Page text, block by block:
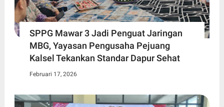
SPPG Mawar 3 Jadi Penguat Jaringan
MBG, Yayasan Pengusaha Pejuang
Kalsel Tekankan Standar Dapur Sehat
Februari 17, 2026